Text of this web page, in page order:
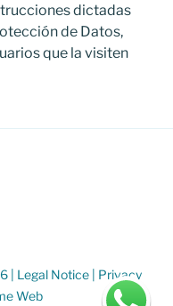
dictadas
de Datos,
que la visiten
| Legal Notice | Privacy
Web